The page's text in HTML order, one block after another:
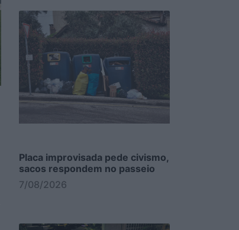
Placa improvisada pede civismo,
sacos respondem no passeio
7/08/2026